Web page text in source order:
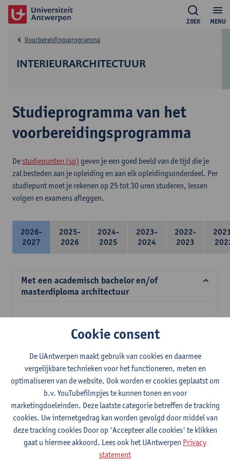
MENU
ZOEK
INTERIEURARCHITECTUUR
Voorbereidingsprogramma
Studieprogramma van het
voorbereidingsprogramma
De studiepunten (sp) geven je een goed beeld van de tijd die je
zal besteden aan je opleiding en aan elk opleidingsonderdeel. Per
studiepunt moet je rekenen op 25 tot 30 uren studeren, lessen
volgen en examens afleggen.
2026-
2027
2025-
2026
2024-
2025
2023-
2024
2022-
2023
Met een academisch bachelor en/of
masterdiploma architectuur
Verplichte opleidingsonderdelen
Meubelconstructie en ergonomie
2E SEM
3studiepunten
Lesgever(s):
Inge Somers Ann Coen
Stefan Dherdt
Jan Jacobs
Mens en ruimte
2E SEM
3studiepunten
Lesgever(s):
Margo Annemans Gustaaf Cornelis
Cookie consent
De UAntwerpen maakt gebruik van cookies en daarmee
vergelijkbare technieken voor het functioneren, meten en
optimaliseren van de website. Ook worden er cookies geplaatst om
b.v. YouTubefilmpjes te kunnen tonen en voor
marketingdoeleinden. Deze laatste categorie betreffen de tracking
cookies. Uw internetgedrag kan worden gevolgd door middel van
deze tracking cookies Door op 'Accepteer alle cookies' te klikken
gaat u hiermee akkoord. Lees ook het UAntwerpen Privacy
statement